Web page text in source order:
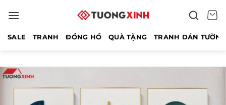
qua
SALE TRANH ĐỒNG HỒ QUÀ TẶNG TRANH DÁN